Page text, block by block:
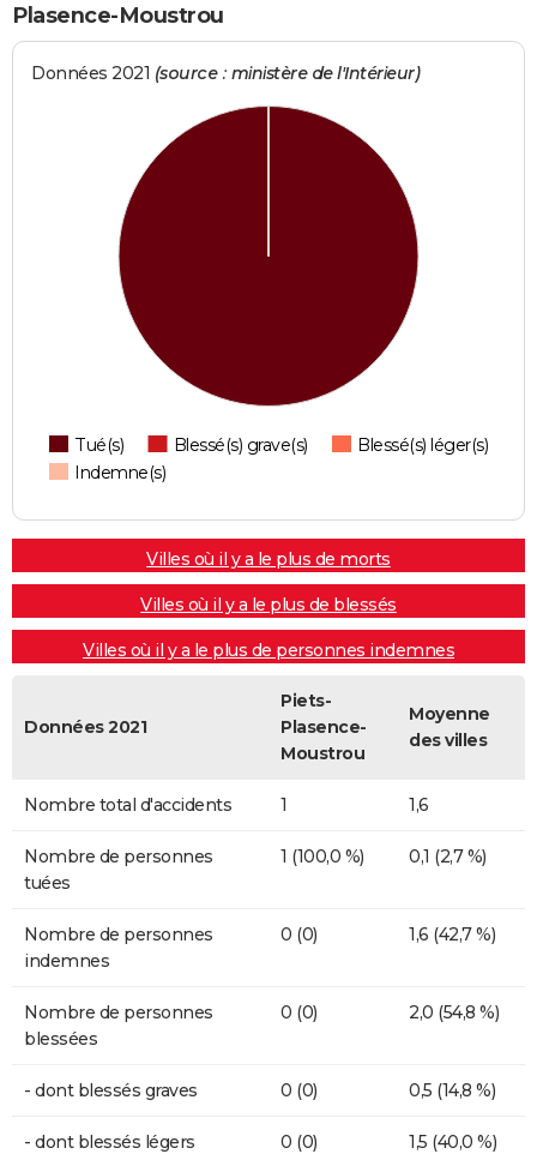
Plasence-Moustrou
Données 2021 (source : ministère de l'Intérieur)
Tué(s) Blessé(s) grave(s)
Blessé(s) léger(s)
Indemne(s)
Villes où il y a le plus de morts
Villes où il y a le plus de blessés
Villes où il y a le plus de personnes indemnes
Données 2021
Piets-
Plasence-
Moustrou
Moyenne
des villes
Nombre total d'accidents 1 1,6
Nombre de personnes
tuées
1 (100,0 %) 0,1 (2,7 %)
Nombre de personnes
indemnes
0 (0) 1,6 (42,7 %)
Nombre de personnes
blessées
0 (0) 2,0 (54,8 %)
- dont blessés graves 0 (0) 0,5 (14,8 %)
- dont blessés légers 0 (0) 1,5 (40,0 %)